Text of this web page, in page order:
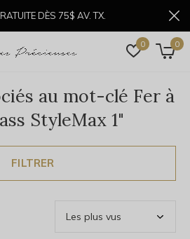
0 0
DÈS 75$ AV. TX.
au mot-clé Fer à
StyleMax 1"
FILTRER